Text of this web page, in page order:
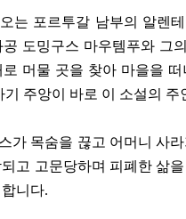
는 포르투갈 남부의 알렌
도밍구스 마우템푸와 그
머물 곳을 찾아 마을을
기 주앙이 바로 이 소설의 주
가 목숨을 끊고 어머니 사
고 고문당하며 피폐한 삶
니다.